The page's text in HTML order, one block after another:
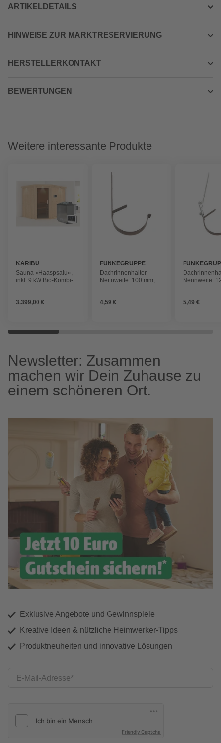
ARTIKELDETAILS
HINWEISE ZUR MARKTRESERVIERUNG
HERSTELLERKONTAKT
BEWERTUNGEN
Weitere interessante Produkte
KARIBU
Sauna »Haaspsalu«,
inkl. 9 kW Bio-Kombi-
Personen
3.399,00 €
FUNKEGRUPPE
Dachrinnenhalter,
Nennweite: 100 mm,
4,59 €
Nennweite:
5,49 €
Newsletter: Zusammen
machen wir Dein Zuhause zu
einem schöneren Ort.
Exklusive Angebote und Gewinnspiele
Kreative Ideen & nützliche Heimwerker-Tipps
Produktneuheiten und innovative Lösungen
E-Mail-Adresse
Friendly Captcha